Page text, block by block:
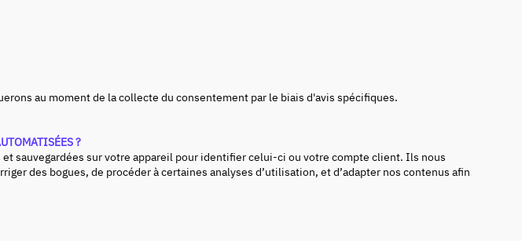
au moment de la collecte du consentement par le biais d'avis spécifiques.
?
sauvegardées sur votre appareil pour identifier celui-ci ou votre compte client. Ils nous
des bogues, de procéder à certaines analyses d’utilisation, et d’adapter nos contenus afin